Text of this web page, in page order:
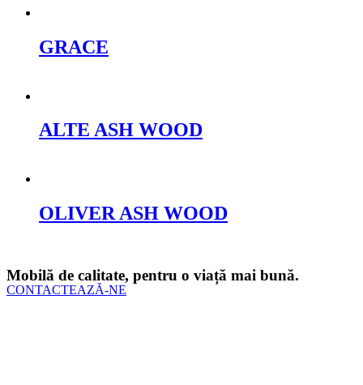
GRACE
ALTE ASH WOOD
OLIVER ASH WOOD
Mobilă de calitate, pentru o viață mai bună.
CONTACTEAZĂ-NE